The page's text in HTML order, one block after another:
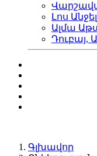
Լոս
Ալմա
Դուբայ,
Գլխավոր